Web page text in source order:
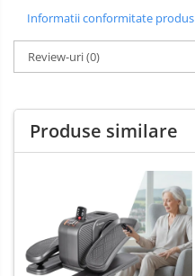
Informatii conformitate produs
Review-uri(0)
Produse similare